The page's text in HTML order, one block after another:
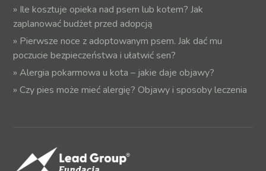
» Ile kosztuje opieka nad psem lub kotem? Jak
zaplanować budżet przed adopcją
» Pierwsze noce z adoptowanym psem. Jak dać mu
poczucie bezpieczeństwa i ułatwić sen?
»Alergia pokarmowa u kota – jakie daje objawy?
»Czy pies może mieć alergię? Objawy i sposoby leczenia